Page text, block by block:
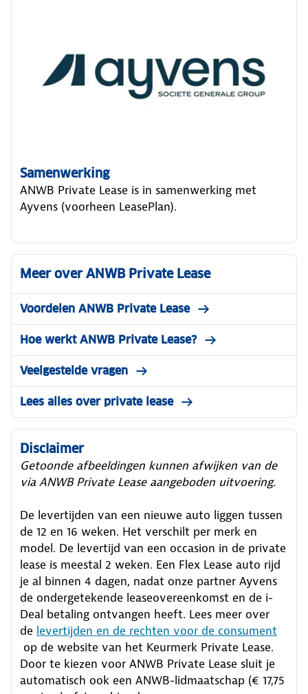
Samenwerking
ANWB Private Lease is in samenwerking met
Ayvens (voorheen LeasePlan).
Meer over ANWB Private Lease
Voordelen ANWB Private Lease
Hoe werkt ANWB Private Lease?
Veelgestelde vragen
Lees alles over private lease
Disclaimer
Getoonde afbeeldingen kunnen afwijken van de
via ANWB Private Lease aangeboden uitvoering.
De levertijden van een nieuwe auto liggen tussen
de 12 en 16 weken. Het verschilt per merk en
model. De levertijd van een occasion in de private
lease is meestal 2 weken. Een Flex Lease auto rijd
je al binnen 4 dagen, nadat onze partner Ayvens
de ondergetekende leaseovereenkomst en de i-
Deal betaling ontvangen heeft. Lees meer over
de levertijden en de rechten voor de consument
op de website van het Keurmerk Private Lease.
Door te kiezen voor ANWB Private Lease sluit je
automatisch ook een ANWB-lidmaatschap (€ 17,75